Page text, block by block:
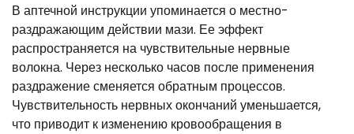
В аптечной инструкции упоминается о местно-
раздражающим действии мази. Ее эффект
распространяется на чувствительные нервные
волокна. Через несколько часов после применения
раздражение сменяется обратным процессов.
Чувствительность нервных окончаний уменьшается,
что приводит к изменению кровообращения в